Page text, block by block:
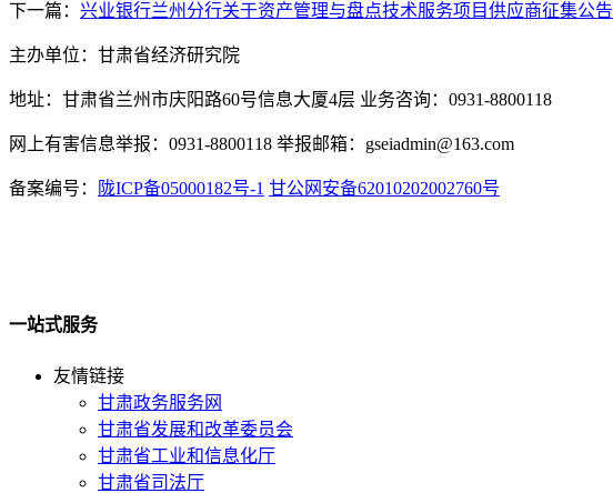
下一篇： 兴业银行兰州分行关于资产管理与盘点技术服务项目供应商征集公告
主办单位：甘肃省经济研究院
地址：甘肃省兰州市庆阳路60号信息大厦4层 业务咨询：0931-8800118
网上有害信息举报：0931-8800118 举报邮箱：gseiadmin@163.com
备案编号： 陇ICP备05000182号-1 甘公网安备62010202002760号
一站式服务
友情链接
甘肃政务服务网
甘肃省发展和改革委员会
甘肃省工业和信息化厅
甘肃省司法厅